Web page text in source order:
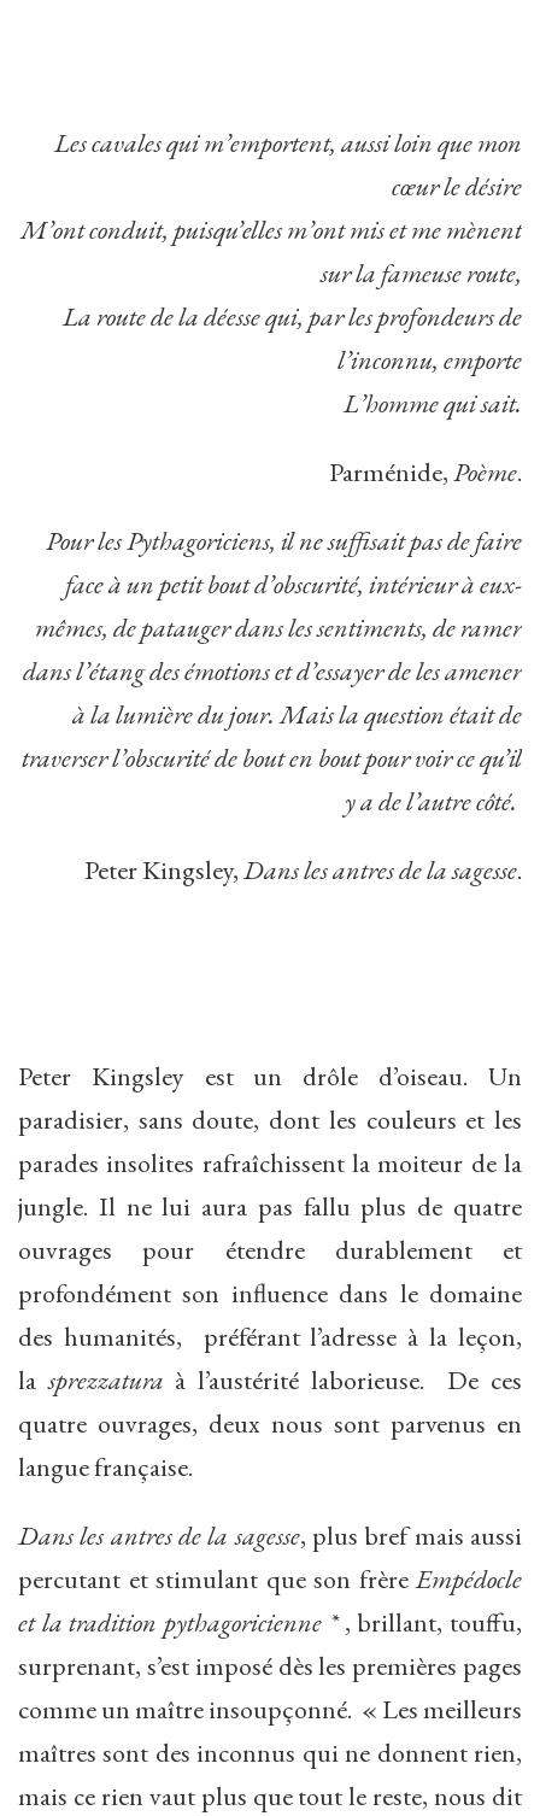
Les cavales qui m’emportent, aussi loin que mon
cœur le désire
M’ont conduit, puisqu’elles m’ont mis et me mènent
sur la fameuse route,
La route de la déesse qui, par les profondeurs de
l’inconnu, emporte
L’homme qui sait.
Parménide,Poème.
Pour les Pythagoriciens, il ne suffisait pas de faire
face à un petit bout d’obscurité, intérieur à eux-
mêmes, de patauger dans les sentiments, de ramer
dans l’étang des émotions et d’essayer de les amener
à la lumière du jour. Mais la question était de
traverser l’obscurité de bout en bout pour voir ce qu’il
y a de l’autre côté.
Peter Kingsley,Dans les antres de la sagesse.
Peter Kingsley est un drôle d’oiseau. Un
paradisier, sans doute, dont les couleurs et les
parades insolites rafraîchissent la moiteur de la
jungle. Il ne lui aura pas fallu plus de quatre
ouvrages pour étendre durablement et
profondément son influence dans le domaine
des humanités, préférant l’adresse à la leçon,
lasprezzatura à l’austérité laborieuse. De ces
quatre ouvrages, deux nous sont parvenus en
langue française.
Dans les antres de la sagesse, plus bref mais aussi
percutant et stimulant que son frèreEmpédocle
et la tradition pythagoricienne *, brillant, touffu,
surprenant, s’est imposé dès les premières pages
comme un maître insoupçonné. « Les meilleurs
maîtres sont des inconnus qui ne donnent rien,
mais ce rien vaut plus que tout le reste, nous dit